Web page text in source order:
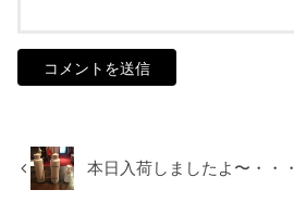
本日入荷しましたよ〜・・・